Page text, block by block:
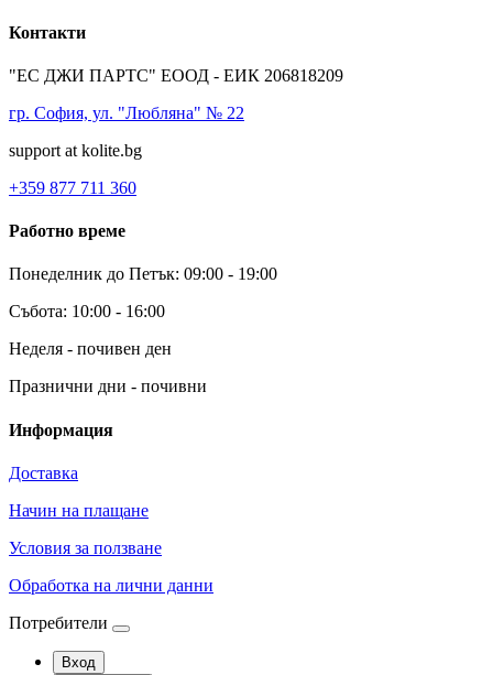
Контакти
"ЕС ДЖИ ПАРТС" ЕООД - ЕИК 206818209
гр. София, ул. "Любляна" № 22
support at kolite.bg
+359 877 711 360
Работно време
Понеделник до Петък: 09:00 - 19:00
Събота: 10:00 - 16:00
Неделя - почивен ден
Празнични дни - почивни
Информация
Доставка
Начин на плащане
Условия за ползване
Обработка на лични данни
Потребители
Вход